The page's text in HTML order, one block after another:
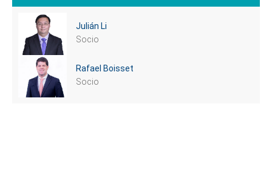
Julián Li
Socio
Rafael Boisset
Socio